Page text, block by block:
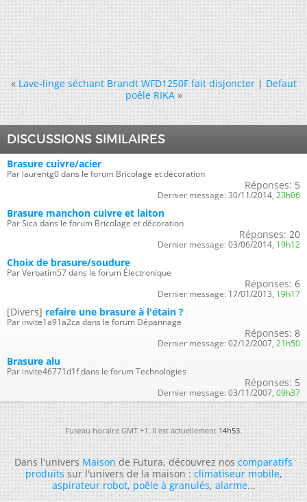
« Lave-linge séchant Brandt WFD1250F fait disjoncter|Defaut
poêle RIKA »
DISCUSSIONS SIMILAIRES
Brasure cuivre/acier
Par laurentg0 dans le forum Bricolage et décoration
Réponses: 5
Dernier message: 30/11/2014, 23h06
Brasure manchon cuivre et laiton
Par Sica dans le forum Bricolage et décoration
Réponses: 20
Dernier message: 03/06/2014, 19h12
Choix de brasure/soudure
Par Verbatim57 dans le forum Électronique
Réponses: 6
Dernier message: 17/01/2013, 19h17
[Divers] refaire une brasure à l'étain ?
Par invite1a91a2ca dans le forum Dépannage
Réponses: 8
Dernier message: 02/12/2007, 21h50
Brasure alu
Par invite46771d1f dans le forum Technologies
Réponses: 5
Dernier message: 03/11/2007, 09h37
Fuseau horaire GMT +1. Il est actuellement14h53.
Dans l'universMaisonde Futura, découvrez noscomparatifs
produitssur l'univers de la maison :climatiseur mobile,
aspirateur robot,poêle à granulés,alarme...